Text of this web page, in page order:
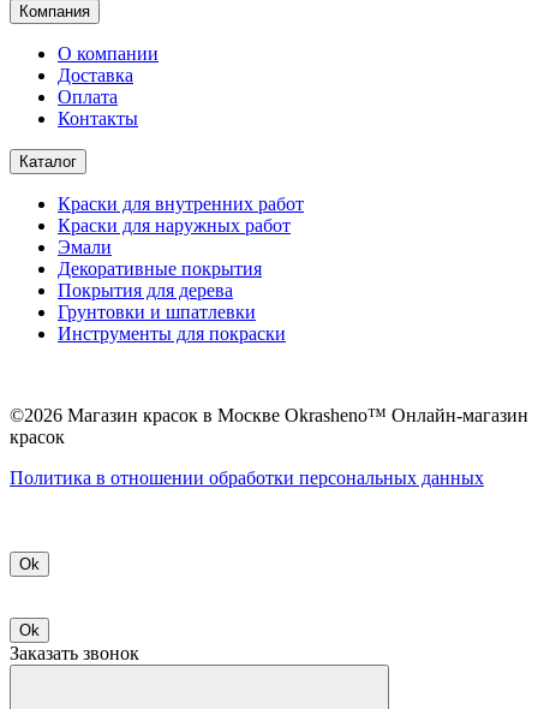
Компания
О компании
Доставка
Оплата
Контакты
Каталог
Краски для внутренних работ
Краски для наружных работ
Эмали
Декоративные покрытия
Покрытия для дерева
Грунтовки и шпатлевки
Инструменты для покраски
©2026 Магазин красок в Москве Okrasheno™ Онлайн-магазин
красок
Политикa в отношении обработки персональных данных
Ok
Ok
Заказать звонок